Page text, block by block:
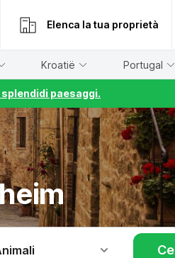
Elenca la tua proprietà
Kroatië Portugal
paesaggi.